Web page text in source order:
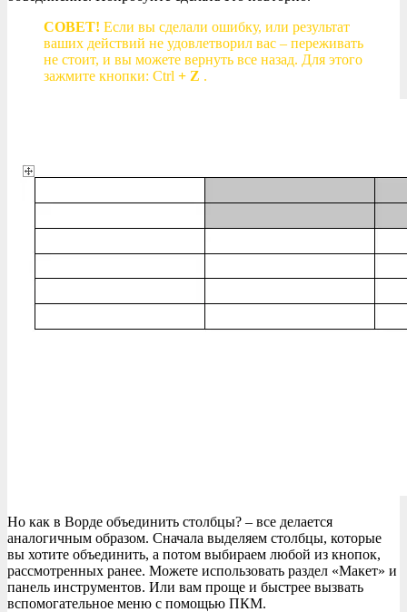
СОВЕТ! Если вы сделали ошибку, или результат
ваших действий не удовлетворил вас – переживать
не стоит, и вы можете вернуть все назад. Для этого
зажмите кнопки: Ctrl + Z .
Но как в Ворде объединить столбцы? – все делается
аналогичным образом. Сначала выделяем столбцы, которые
вы хотите объединить, а потом выбираем любой из кнопок,
рассмотренных ранее. Можете использовать раздел «Макет» и
панель инструментов. Или вам проще и быстрее вызвать
вспомогательное меню с помощью ПКМ.